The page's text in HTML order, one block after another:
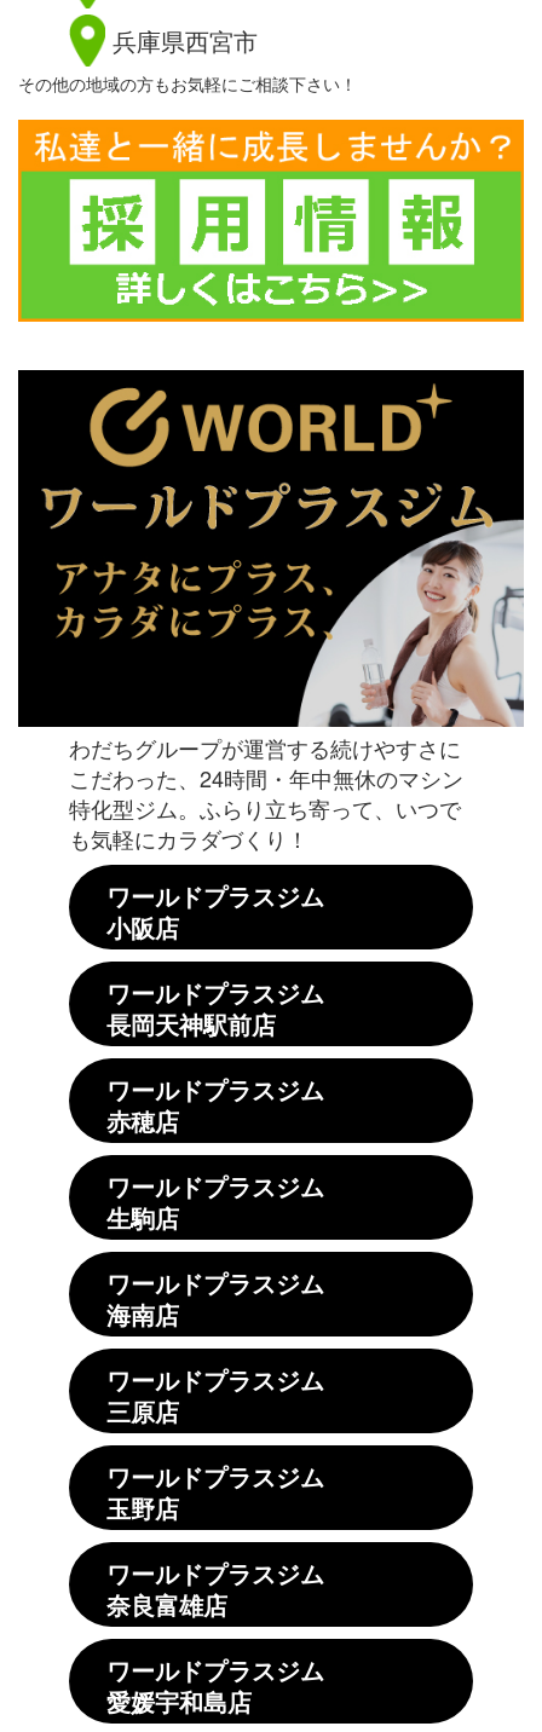
兵庫県西宮市
その他の地域の方もお気軽にご相談下さい！
わだちグループが運営する続けやすさに
こだわった、24時間・年中無休のマシン
特化型ジム。ふらり立ち寄って、いつで
も気軽にカラダづくり！
ワールドプラスジム
小阪店
ワールドプラスジム
長岡天神駅前店
ワールドプラスジム
赤穂店
ワールドプラスジム
生駒店
ワールドプラスジム
海南店
ワールドプラスジム
三原店
ワールドプラスジム
玉野店
ワールドプラスジム
奈良富雄店
ワールドプラスジム
愛媛宇和島店